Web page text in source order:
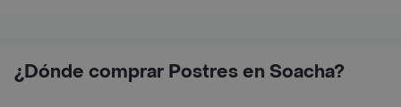
¿Dónde comprar Postres en Soacha?